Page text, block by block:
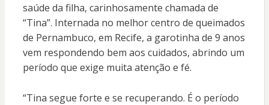
saúde da filha, carinhosamente chamada de
“Tina”. Internada no melhor centro de queimados
de Pernambuco, em Recife, a garotinha de 9 anos
vem respondendo bem aos cuidados, abrindo um
período que exige muita atenção e fé.
“Tina segue forte e se recuperando. É o período